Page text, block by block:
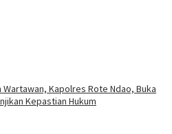
Kapolres Rote Ndao, Buka
Kepastian Hukum